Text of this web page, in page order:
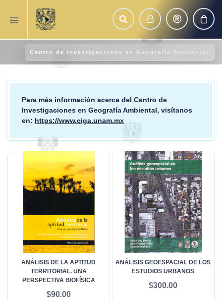
Centro de Investigaciones en Geografía Ambiental
Para más información acerca del Centro de
Investigaciones en Geografía Ambiental, visítanos
en: https://www.ciga.unam.mx
ANÁLISIS DE LA APTITUD
TERRITORIAL. UNA
PERSPECTIVA BIOFÍSICA
$90.00
ANÁLISIS GEOESPACIAL DE LOS
ESTUDIOS URBANOS
$300.00